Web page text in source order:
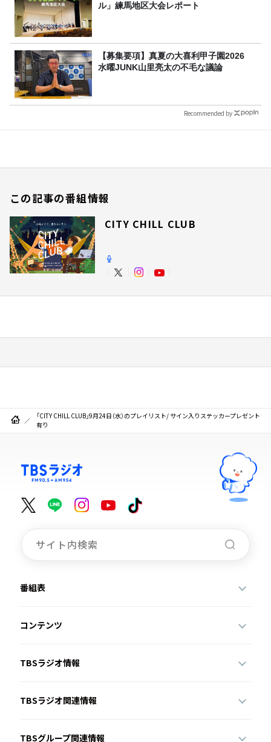
ル」練馬地区大会レポート
【募集要項】真夏の大喜利甲子園2026
水曜JUNK山里亮太の不毛な議論
Recommended by
この記事の番組情報
CITY CHILL CLUB
「CITY CHILL CLUB」9月24日（水）のプレイリスト/ サイン入りステッカープレゼント
有り
番組表
コンテンツ
TBSラジオ情報
TBSラジオ関連情報
TBSグループ関連情報